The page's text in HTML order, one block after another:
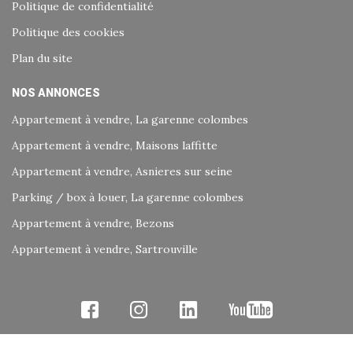
Politique de confidentialité
Politique des cookies
Plan du site
NOS ANNONCES
Appartement à vendre, La garenne colombes
Appartement à vendre, Maisons laffitte
Appartement à vendre, Asnieres sur seine
Parking / box à louer, La garenne colombes
Appartement à vendre, Bezons
Appartement à vendre, Sartrouville